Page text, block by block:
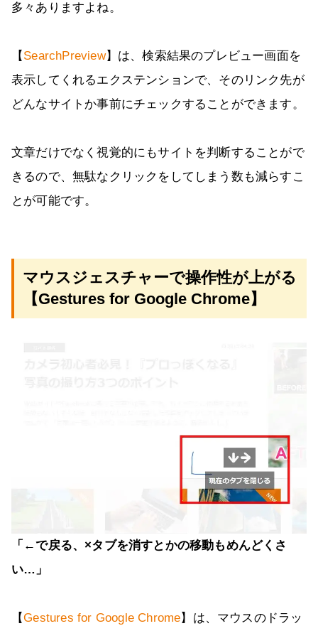
多々ありますよね。
【 SearchPreview】は、検索結果のプレビュー画面を
表示してくれるエクステンションで、そのリンク先が
どんなサイトか事前にチェックすることができます。
文章だけでなく視覚的にもサイトを判断することがで
きるので、無駄なクリックをしてしまう数も減らすこ
とが可能です。
マウスジェスチャーで操作性が上がる
【Gestures for Google Chrome】
「←で戻る、×タブを消すとかの移動もめんどくさ
い…」
【Gestures for Google Chrome】は、マウスのドラッ